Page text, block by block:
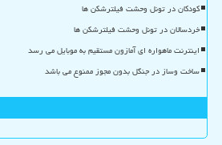
کودکان در تونل وحشت فیلترشکن ها
خردسالان در تونل وحشت فیلترشکن ها
اینترنت ماهواره ای آمازون مستقیم به موبایل می رسد
ساخت وساز در جنگل بدون مجوز ممنوع می باشد